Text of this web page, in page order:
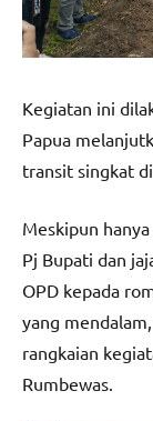
Kegiatan ini
Papua
transit singkat
Meskipun
Pj Bupati dan
OPD kepada
yang
rangkaian
Rumbewas.